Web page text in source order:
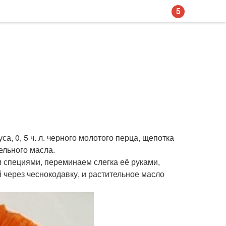
0, 5 ч. л. черного молотого перца, щепотка
масла.
переминаем слегка её руками,
чеснокодавку, и растительное масло
5